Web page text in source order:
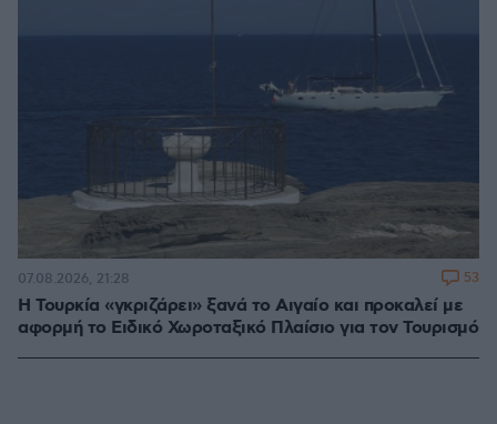
Η Τουρκία «γκριζάρει» ξανά το Αιγαίο και προκαλεί με
αφορμή το Ειδικό Χωροταξικό Πλαίσιο για τον Τουρισμό
07.08.2026, 21:28 53